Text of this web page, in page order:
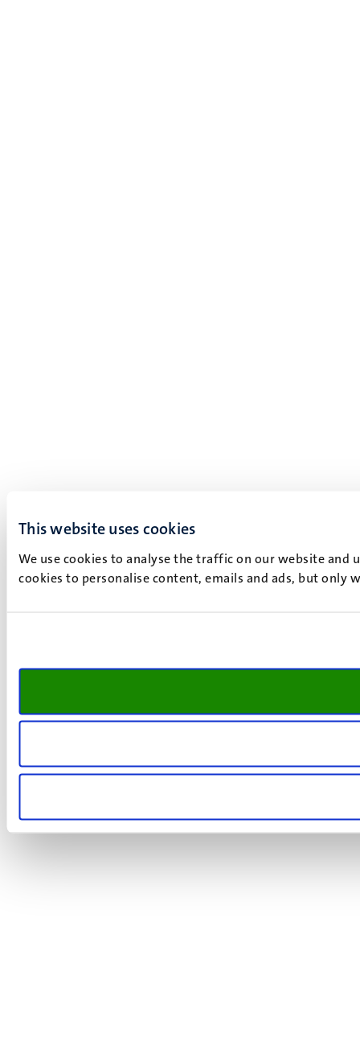
This website uses cookies
We use cookies to analyse the traffic on our website and
cookies to personalise content, emails and ads, but only